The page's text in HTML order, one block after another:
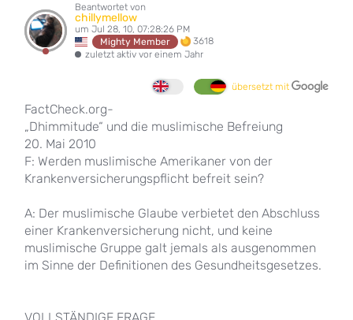
Beantwortet von
chillymellow
um Jul 28, 10, 07:28:26 PM
Mighty Member
3618
zuletzt aktiv vor einem Jahr
übersetzt mit
FactCheck.org-
„Dhimmitude“ und die muslimische Befreiung
20. Mai 2010
F: Werden muslimische Amerikaner von der
Krankenversicherungspflicht befreit sein?
A: Der muslimische Glaube verbietet den Abschluss
einer Krankenversicherung nicht, und keine
muslimische Gruppe galt jemals als ausgenommen
im Sinne der Definitionen des Gesundheitsgesetzes.